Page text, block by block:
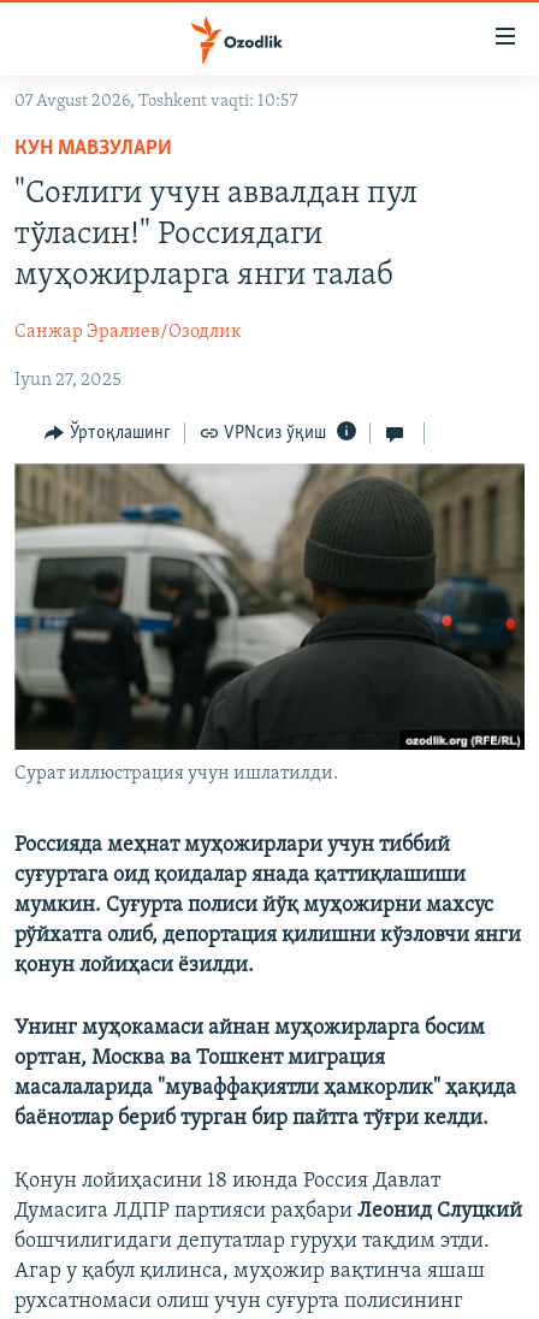
Асосий
навигацияга
ўтинг
Қидиришга
ўтинг
OZODVIDEO
На русском
ИЖТИМОИЙ ТАРМОҚЛАР
Озодлик бошқа тилларда
07 Avgust 2026, Toshkent vaqti: 10:57
КУН МАВЗУЛАРИ
"Соғлиги учун аввалдан пул
тўласин!" Россиядаги
муҳожирларга янги талаб
Санжар Эралиев/Озодлик
Iyun 27, 2025
Ўртоқлашинг VPNсиз ўқиш
Сурат иллюстрация учун ишлатилди.
Россияда меҳнат муҳожирлари учун тиббий
суғуртага оид қоидалар янада қаттиқлашиши
мумкин. Суғурта полиси йўқ муҳожирни махсус
рўйхатга олиб, депортация қилишни кўзловчи янги
қонун лойиҳаси ёзилди.
Унинг муҳокамаси айнан муҳожирларга босим
ортган, Москва ва Тошкент миграция
масалаларида "муваффақиятли ҳамкорлик" ҳақида
баёнотлар бериб турган бир пайтга тўғри келди.
Қонун лойиҳасини 18 июнда Россия Давлат
Думасига ЛДПР партияси раҳбари Леонид Слуцкий
бошчилигидаги депутатлар гуруҳи тақдим этди.
Агар у қабул қилинса, муҳожир вақтинча яшаш
рухсатномаси олиш учун суғурта полисининг